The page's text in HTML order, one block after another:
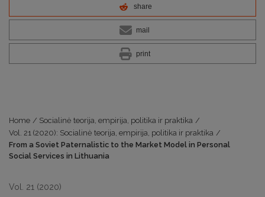
share
mail
print
Home / Socialinė teorija, empirija, politika ir praktika /
Vol. 21 (2020): Socialinė teorija, empirija, politika ir praktika /
From a Soviet Paternalistic to the Market Model in Personal
Social Services in Lithuania
Vol. 21 (2020)